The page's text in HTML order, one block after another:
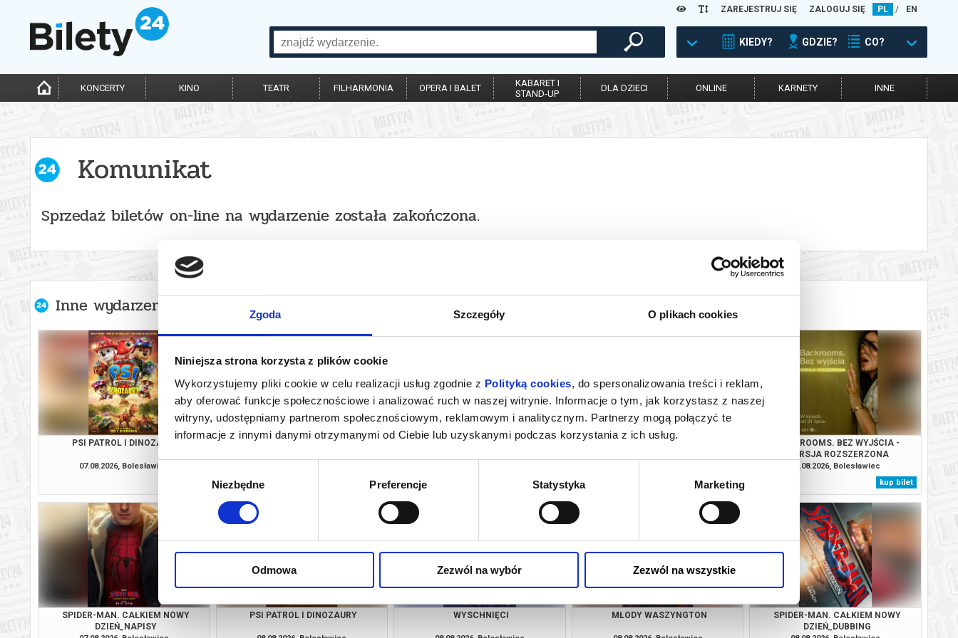
Zgoda Szczegóły O plikach cookies
Niniejsza strona korzysta z plików cookie
Wykorzystujemy pliki cookie w celu realizacji usług zgodnie z Polityką cookies, do spersonalizowania treści i reklam,
aby oferować funkcje społecznościowe i analizować ruch w naszej witrynie. Informacje o tym, jak korzystasz z naszej
witryny, udostępniamy partnerom społecznościowym, reklamowym i analitycznym. Partnerzy mogą połączyć te
informacje z innymi danymi otrzymanymi od Ciebie lub uzyskanymi podczas korzystania z ich usług.
Wybór
Niezbędne Preferencje Statystyka Marketing
Odmowa Zezwól na wybór Zezwól na wszystkie
ZAREJESTRUJ SIĘ ZALOGUJ SIĘ PL / EN
KIEDY? GDZIE? CO?
KONCERTY KINO TEATR FILHARMONIA OPERA I BALET
KABARET I
STAND-UP
DLA DZIECI ONLINE KARNETY INNE
Komunikat
Sprzedaż biletów on-line na wydarzenie została zakończona.
Inne wydarzenia organizatora
PSI PATROL I DINOZAURY
07.08.2026, Bolesławiec
WYSCHNIĘCI
kup bilet
MŁODY WASZYNGTON
kup bilet
SPIDER-MAN. CAŁKIEM NOWY
kup bilet
BACKROOMS. BEZ WYJŚCIA -
WERSJA ROZSZERZONA
07.08.2026, Bolesławiec
kup bilet
SPIDER-MAN. CAŁKIEM NOWY
DZIEŃ_NAPISY
PSI PATROL I DINOZAURY WYSCHNIĘCI MŁODY WASZYNGTON
SPIDER-MAN. CAŁKIEM NOWY
DZIEŃ_DUBBING